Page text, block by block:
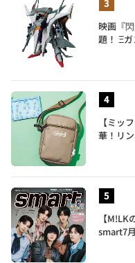
映画『
題！ Ξ
【ミッ
華！リ
【
smart7